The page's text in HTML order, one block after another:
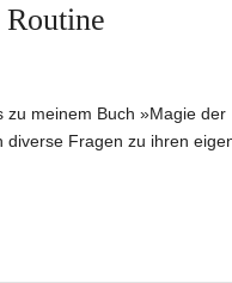
zu meinem Buch »Magie der
diverse Fragen zu ihren